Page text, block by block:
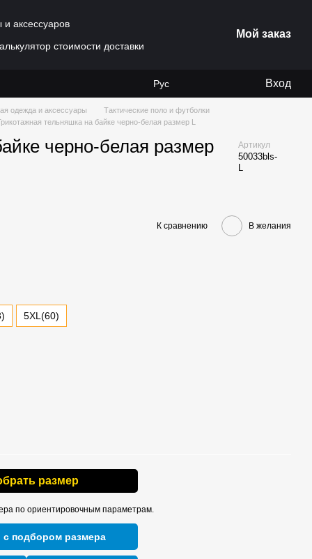
аксессуаров
стоимости доставки
Мой заказ
Рус Вход
одежда и аксессуары
Тактические поло и футболки
тельняшка на байке черно-белая размер L
черно-белая размер
Артикул
50033bls-
L
К сравнению В желания
5XL(60)
размер
по ориентировочным параметрам.
подбором размера